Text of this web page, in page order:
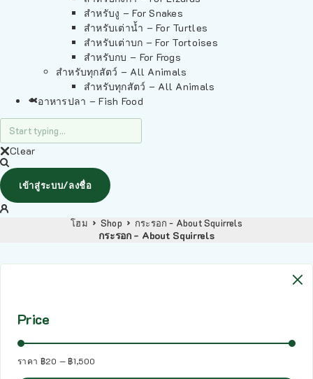
สำหรับงู – For Snakes
สำหรับเต่าน้ำ – For Turtles
สำหรับเต่าบก – For Tortoises
สำหรับกบ – For Frogs
สำหรับทุกสัตว์ – All Animals
สำหรับทุกสัตว์ – All Animals
อาหารปลา – Fish Food
Clear
เข้าสู่ระบบ/ลงชื่อ
โฮม Shop กระรอก - About Squirrels
กระรอก - About Squirrels
Price
ราคา ฿20 — ฿1,500